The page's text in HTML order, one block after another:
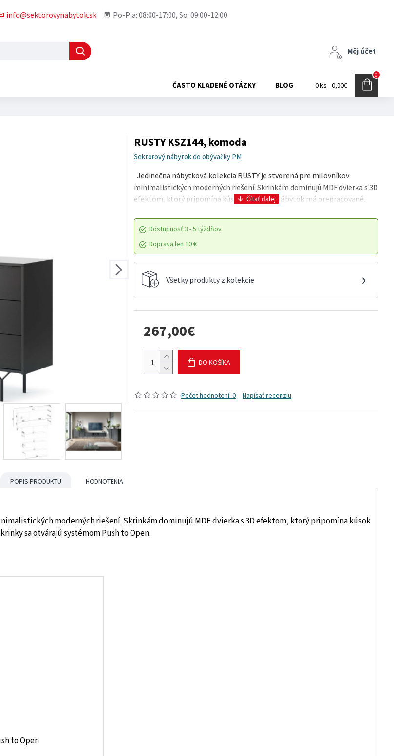
info@sektorovynabytok.sk Po-Pia: 08:00-17:00, So: 09:00-12:00
Môj účet
ČASTO KLADENÉ OTÁZKY BLOG 0 ks - 0,00€
0
RUSTY KSZ144, komoda
Sektorový nábytok do obývačky PM
Jedinečná nábytková kolekcia RUSTY je stvorená pre milovníkov
minimalistických moderných riešení. Skrinkám dominujú MDF dvierka s 3D
efektom, ktorý pripomína kúsok čokolády. Nábytok má prepracované..
Dostupnosť3 - 5 týždňov
Doprava len 10 €
Všetky produkty z kolekcie ›
Počet hodnotení: 0 - Napísať recenziu
267,00€
DO KOŠÍKA
POPIS PRODUKTU HODNOTENIA
moderných riešení. Skrinkám dominujú MDF dvierka s 3D efektom, ktorý pripomína kúsok
sa otvárajú systémom Push to Open.
to Open